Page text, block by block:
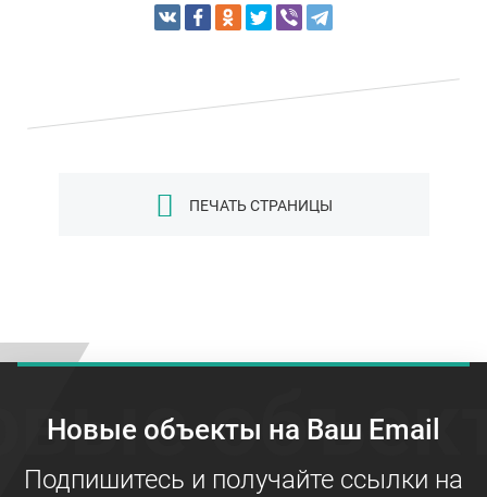
ПЕЧАТЬ СТРАНИЦЫ
Новые объекты на Ваш Email
Подпишитесь и получайте ссылки на